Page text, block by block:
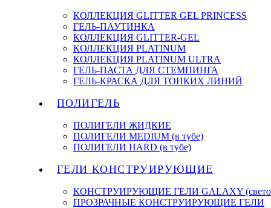
КОЛЛЕКЦИЯ GLITTER GEL PRINCESS
ГЕЛЬ-ПАУТИНКА
КОЛЛЕКЦИЯ GLITTER-GEL
КОЛЛЕКЦИЯ PLATINUM
КОЛЛЕКЦИЯ PLATINUM ULTRA
ГЕЛЬ-ПАСТА ДЛЯ СТЕМПИНГА
ГЕЛЬ-КРАСКА ДЛЯ ТОНКИХ ЛИНИЙ
ПОЛИГЕЛЬ
ПОЛИГЕЛИ ЖИДКИЕ
ПОЛИГЕЛИ MEDIUM (в тубе)
ПОЛИГЕЛИ HARD (в тубе)
ГЕЛИ КОНСТРУИРУЮЩИЕ
КОНСТРУИРУЮЩИЕ ГЕЛИ GALAXY
ПРОЗРАЧНЫЕ КОНСТРУИРУЮЩИЕ ГЕЛИ